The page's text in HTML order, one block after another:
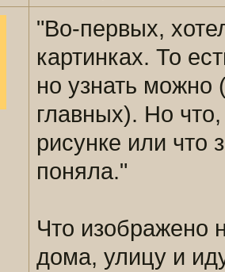
"Во-первых,
картинках. То
но узнать можно
главных). Но
рисунке или что
поняла."
Что изображено
дома, улицу и